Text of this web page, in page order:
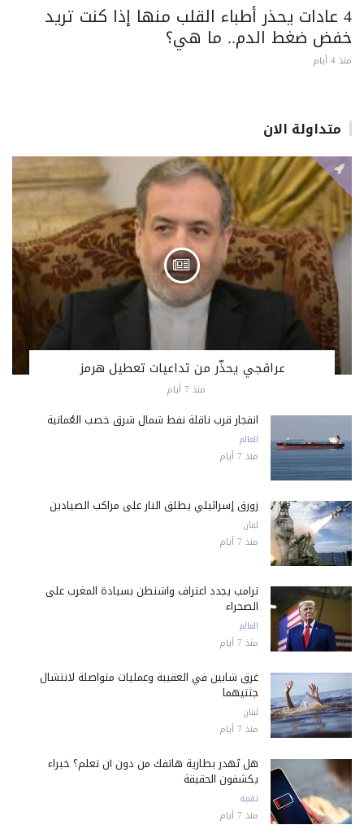
4 عادات يحذر أطباء القلب منها إذا كنت تريد
خفض ضغط الدم.. ما هي؟
منذ 4 أيام
متداولة الان
عراقجي يحذّر من تداعيات تعطيل هرمز
منذ 7 أيام
انفجار قرب ناقلة نفط شمال شرق خصب العُمانية
العالم
منذ 7 أيام
زورق إسرائيلي يطلق النار على مراكب الصيادين
لبنان
منذ 7 أيام
ترامب يجدد اعتراف واشنطن بسيادة المغرب على
الصحراء
العالم
منذ 7 أيام
غرق شابين في العقيبة وعمليات متواصلة لانتشال
جثتيهما
لبنان
منذ 7 أيام
هل تُهدر بطارية هاتفك من دون أن تعلم؟ خبراء
يكشفون الحقيقة
تقنية
منذ 7 أيام